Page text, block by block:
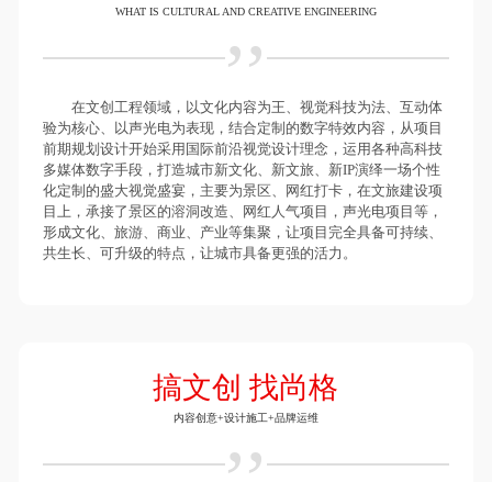
WHAT IS CULTURAL AND CREATIVE ENGINEERING
在文创工程领域，以文化内容为王、视觉科技为法、互动体
验为核心、以声光电为表现，结合定制的数字特效内容，从项目
前期规划设计开始采用国际前沿视觉设计理念，运用各种高科技
多媒体数字手段，打造城市新文化、新文旅、新IP演绎一场个性
化定制的盛大视觉盛宴，主要为景区、网红打卡，在文旅建设项
目上，承接了景区的溶洞改造、网红人气项目，声光电项目等，
形成文化、旅游、商业、产业等集聚，让项目完全具备可持续、
共生长、可升级的特点，让城市具备更强的活力。
搞文创 找尚格
内容创意+设计施工+品牌运维